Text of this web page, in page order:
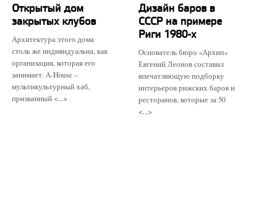
Открытый дом
закрытых клубов
Архитектура этого дома
столь же индивидуальна, как
организация, которая его
занимает. A-House –
мультикультурный хаб,
призванный <...>
Дизайн баров в
СССР на примере
Риги 1980-х
Основатель бюро «Архип»
Евгений Леонов составил
впечатляющую подборку
интерьеров рижских баров и
ресторанов, которые за 50
<...>